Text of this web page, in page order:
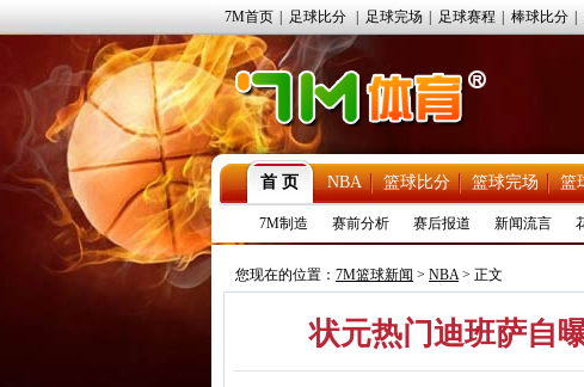
7M首页 足球比分 足球完场 足球赛程 棒球比分
首 页 NBA 篮球比分 篮球完场 篮
7M制造 赛前分析 赛后报道 新闻流言
您现在的位置： 7M篮球新闻 > NBA> 正文
状元热门迪班萨自